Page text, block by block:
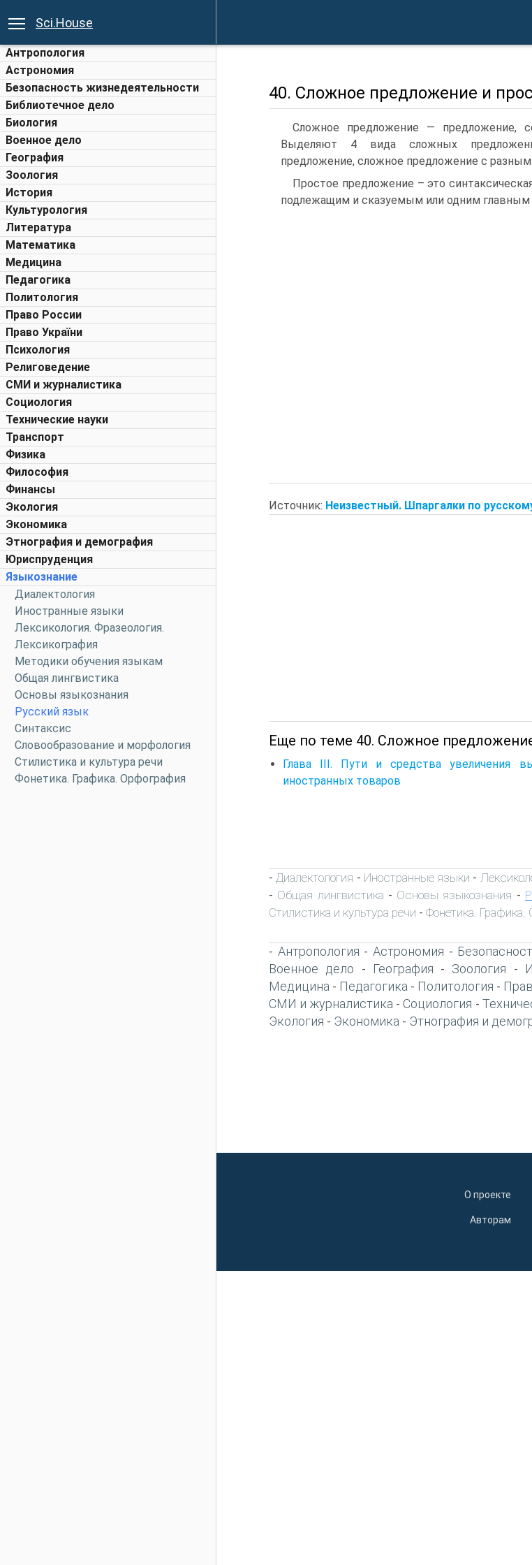
Sci.House
Антропология
Астрономия
Безопасность жизнедеятельности
Библиотечное дело
Биология
Военное дело
География
Зоология
История
Культурология
Литература
Математика
Медицина
Педагогика
Политология
Право России
Право України
Психология
Религоведение
СМИ и журналистика
Социология
Технические науки
Транспорт
Физика
Философия
Финансы
Экология
Экономика
Этнография и демография
Юриспруденция
Языкознание
Диалектология
Иностранные языки
Лексикология. Фразеология.
Лексикография
Методики обучения языкам
Общая лингвистика
Основы языкознания
Русский язык
Синтаксис
Словообразование и морфология
Стилистика и культура речи
Фонетика. Графика. Орфография
40. Сложное предложение и
Сложное предложение — предложение,
Выделяют 4 вида сложных
предложение, сложное предложение с
Простое предложение – это
подлежащим и сказуемым или одним главным
Источник: Неизвестный. Шпаргалки по
Еще по теме 40. Сложное
Глава III. Пути и средства увеличения
иностранных товаров
- Диалектология - Иностранные языки -
- Общая лингвистика - Основы языкознания -
Стилистика и культура речи - Фонетика.
- Антропология -Астрономия -
Военное дело - География - Зоология -
Медицина - Педагогика - Политология -
СМИ и журналистика - Социология -
Экология - Экономика - Этнография и
О проекте
Авторам